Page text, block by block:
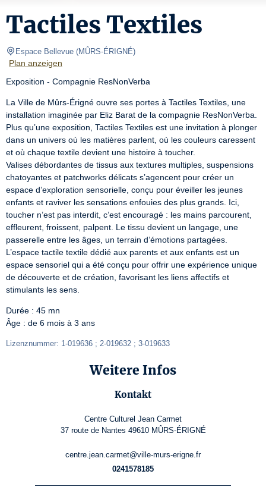
Tactiles Textiles
Espace Bellevue (MÛRS-ÉRIGNÉ)
Plan anzeigen
Exposition - Compagnie ResNonVerba
La Ville de Mûrs-Érigné ouvre ses portes à Tactiles Textiles, une
installation imaginée par Eliz Barat de la compagnie ResNonVerba.
Plus qu’une exposition, Tactiles Textiles est une invitation à plonger
dans un univers où les matières parlent, où les couleurs caressent
et où chaque textile devient une histoire à toucher.
Valises débordantes de tissus aux textures multiples, suspensions
chatoyantes et patchworks délicats s’agencent pour créer un
espace d’exploration sensorielle, conçu pour éveiller les jeunes
enfants et raviver les sensations enfouies des plus grands. Ici,
toucher n’est pas interdit, c’est encouragé : les mains parcourent,
effleurent, froissent, palpent. Le tissu devient un langage, une
passerelle entre les âges, un terrain d’émotions partagées.
L’espace tactile textile dédié aux parents et aux enfants est un
espace sensoriel qui a été conçu pour offrir une expérience unique
de découverte et de création, favorisant les liens affectifs et
stimulants les sens.
Durée : 45 mn
Âge : de 6 mois à 3 ans
Lizenznummer: 1-019636 ; 2-019632 ; 3-019633
Weitere Infos
Kontakt
Centre Culturel Jean Carmet
37 route de Nantes 49610 MÛRS-ÉRIGNÉ
centre.jean.carmet@ville-murs-erigne.fr
0241578185